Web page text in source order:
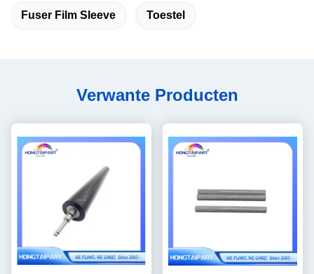
Fuser Film Sleeve Toestel
Verwante Producten